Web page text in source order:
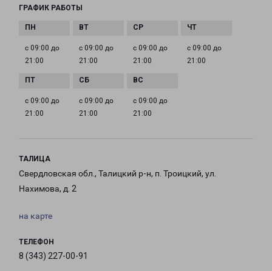
ГРАФИК РАБОТЫ
с 09:00 до
21:00
с 09:00 до
21:00
с 09:00 до
21:00
с 09:00 до
21:00
с 09:00 до
21:00
с 09:00 до
21:00
с 09:00 до
21:00
ТАЛИЦА
Свердловская обл., Талицкий р-н, п. Троицкий, ул.
Нахимова, д. 2
на карте
ТЕЛЕФОН
8 (343) 227-00-91